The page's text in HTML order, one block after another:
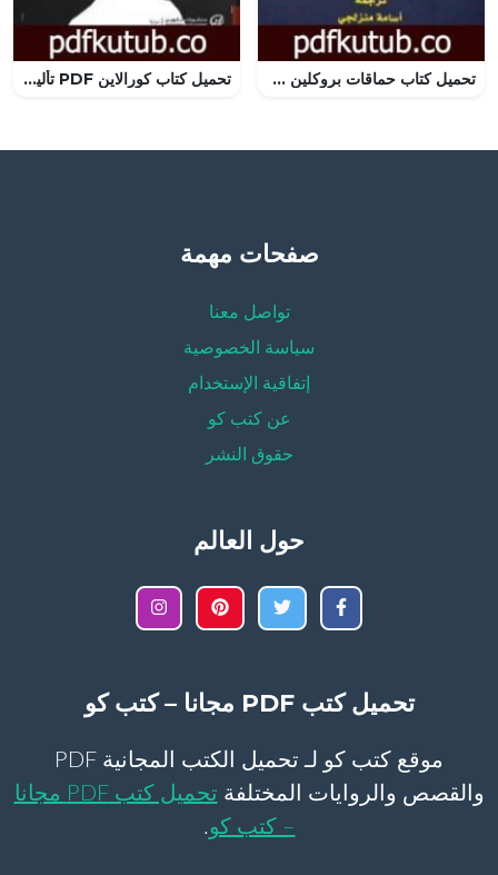
تحميل كتاب حماقات بروكلين PDF تأليف بول أوستر مجانا [كامل] تحميل كتاب كورالاين PDF تأليف نيل جايمان مجانا [كامل]
صفحات مهمة
تواصل معنا
سياسة الخصوصية
إتفاقية الإستخدام
عن كتب كو
حقوق النشر
حول العالم
تحميل كتب PDF مجانا – كتب كو
موقع كتب كو لـ تحميل الكتب المجانية PDF
والقصص والروايات المختلفة
تحميل كتب PDF مجانا
– كتب كو.